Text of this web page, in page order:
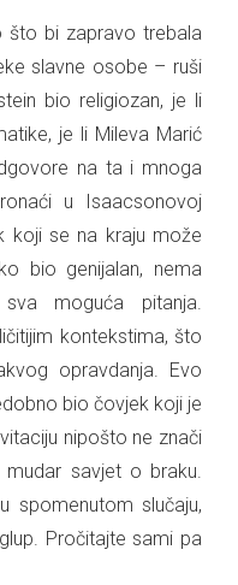
što bi zapravo trebala
slavne osobe – ruši
bio religiozan, je li
je li Mileva Marić
na ta i mnoga
u Isaacsonovoj
koji se na kraju može
bio genijalan, nema
moguća pitanja.
kontekstima, što
opravdanja. Evo
bio čovjek koji je
nipošto ne znači
savjet o braku.
spomenutom slučaju,
Pročitajte sami pa